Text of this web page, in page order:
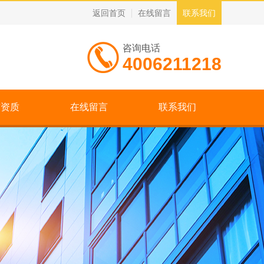
返回首页 在线留言 联系我们
咨询电话
4006211218
质 在线留言 联系我们